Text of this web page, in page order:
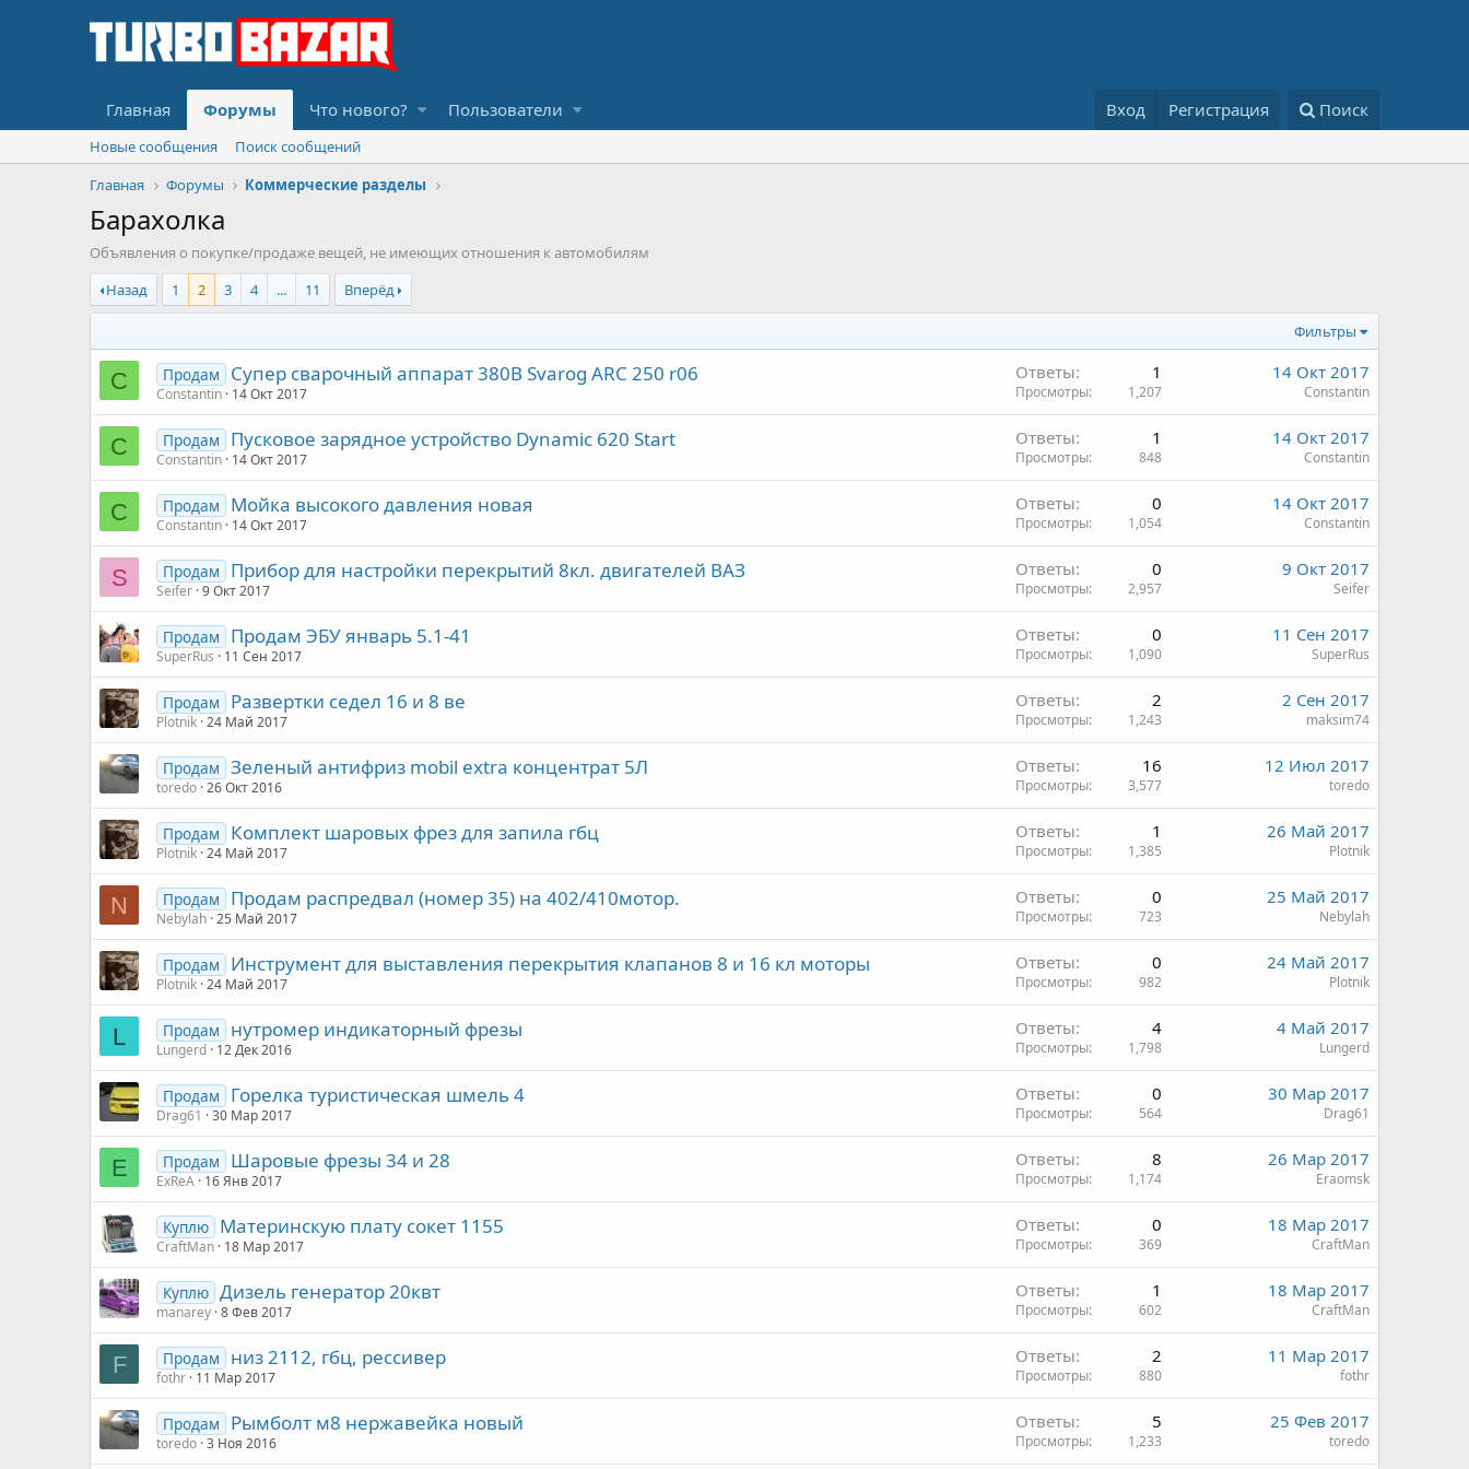
Главная Форумы Что нового? Пользователи Вход Регистрация Поиск
Новые сообщения
Поиск сообщений
Главная
Форумы Коммерческие разделы
Барахолка
Объявления о покупке/продаже вещей, не имеющих отношения к автомобилям
Назад
1 2 3 4 ... 11 Вперёд
Фильтры
C Продам Супер сварочный аппарат 380В Svarog ARC 250 r06
Constantin 14 Окт 2017
Ответы 1
Просмотры 1,207
14 Окт 2017
Constantin
C Продам Пусковое зарядное устройство Dynamic 620 Start
Constantin 14 Окт 2017
Ответы 1
Просмотры 848
14 Окт 2017
Constantin
C Продам Мойка высокого давления новая
Constantin 14 Окт 2017
Ответы 0
Просмотры 1,054
14 Окт 2017
Constantin
S Продам Прибор для настройки перекрытий 8кл. двигателей ВАЗ
Seifer 9 Окт 2017
Ответы 0
Просмотры 2,957
9 Окт 2017
Seifer
Продам Продам ЭБУ январь 5.1-41
SuperRus 11 Сен 2017
Ответы 0
Просмотры 1,090
11 Сен 2017
SuperRus
Продам Развертки седел 16 и 8 ве
Plotnik 24 Май 2017
Ответы 2
Просмотры 1,243
2 Сен 2017
maksim74
Продам Зеленый антифриз mobil extra концентрат 5Л
toredo 26 Окт 2016
Ответы 16
Просмотры 3,577
12 Июл 2017
toredo
Продам Комплект шаровых фрез для запила гбц
Plotnik 24 Май 2017
Ответы 1
Просмотры 1,385
26 Май 2017
Plotnik
N Продам Продам распредвал (номер 35) на 402/410мотор.
Nebylah 25 Май 2017
Ответы 0
Просмотры 723
25 Май 2017
Nebylah
Продам Инструмент для выставления перекрытия клапанов 8 и 16 кл моторы
Plotnik 24 Май 2017
Ответы 0
Просмотры 982
24 Май 2017
Plotnik
L Продам нутромер индикаторный фрезы
Lungerd 12 Дек 2016
Ответы 4
Просмотры 1,798
4 Май 2017
Lungerd
Продам Горелка туристическая шмель 4
Drag61 30 Мар 2017
Ответы 0
Просмотры 564
30 Мар 2017
Drag61
E Продам Шаровые фрезы 34 и 28
ExReA 16 Янв 2017
Ответы 8
Просмотры 1,174
26 Мар 2017
Eraomsk
Куплю Материнскую плату сокет 1155
CraftMan 18 Мар 2017
Ответы 0
Просмотры 369
18 Мар 2017
CraftMan
Куплю Дизель генератор 20квт
manarey 8 Фев 2017
Ответы 1
Просмотры 602
18 Мар 2017
CraftMan
F Продам низ 2112, гбц, рессивер
fothr 11 Мар 2017
Ответы 2
Просмотры 880
11 Мар 2017
fothr
Продам Рымболт м8 нержавейка новый
toredo 3 Ноя 2016
Ответы 5
Просмотры 1,233
25 Фев 2017
toredo